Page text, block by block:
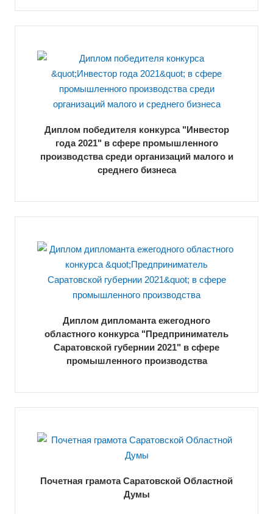
Диплом победителя конкурса "Инвестор
года 2021" в сфере промышленного
производства среди организаций малого и
среднего бизнеса
Диплом дипломанта ежегодного
областного конкурса "Предприниматель
Саратовской губернии 2021" в сфере
промышленного производства
Почетная грамота Саратовской Областной
Думы